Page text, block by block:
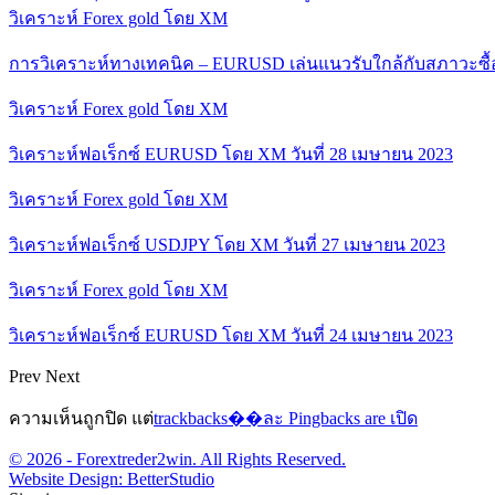
วิเคราะห์ Forex gold โดย XM
การวิเคราะห์ทางเทคนิค – EURUSD เล่นแนวรับใกล้กับสภาวะซื้
วิเคราะห์ Forex gold โดย XM
วิเคราะห์ฟอเร็กซ์ EURUSD โดย XM วันที่ 28 เมษายน 2023
วิเคราะห์ Forex gold โดย XM
วิเคราะห์ฟอเร็กซ์ USDJPY โดย XM วันที่ 27 เมษายน 2023
วิเคราะห์ Forex gold โดย XM
วิเคราะห์ฟอเร็กซ์ EURUSD โดย XM วันที่ 24 เมษายน 2023
Prev Next
ความเห็นถูกปิด แต่trackbacks��ละ Pingbacks are เปิด
© 2026 - Forextreder2win. All Rights Reserved.
Website Design: BetterStudio